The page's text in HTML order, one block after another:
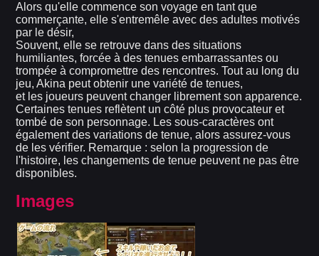
Alors qu'elle commence son voyage en tant que
commerçante, elle s'entremêle avec des adultes motivés
par le désir,
Souvent, elle se retrouve dans des situations
humiliantes, forcée à des tenues embarrassantes ou
trompée à compromettre des rencontres. Tout au long du
jeu, Akina peut obtenir une variété de tenues,
et les joueurs peuvent changer librement son apparence.
Certaines tenues reflètent un côté plus provocateur et
tombé de son personnage. Les sous-caractères ont
également des variations de tenue, alors assurez-vous
de les vérifier. Remarque : selon la progression de
l'histoire, les changements de tenue peuvent ne pas être
disponibles.
Images